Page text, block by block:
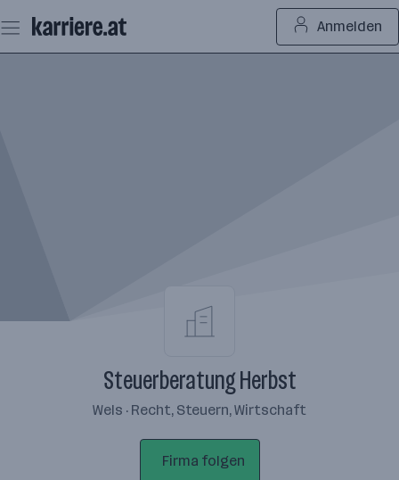
Seiteninhalt
springen
Anmelden
Steuerberatung Herbst
Wels · Recht, Steuern, Wirtschaft
Firma folgen